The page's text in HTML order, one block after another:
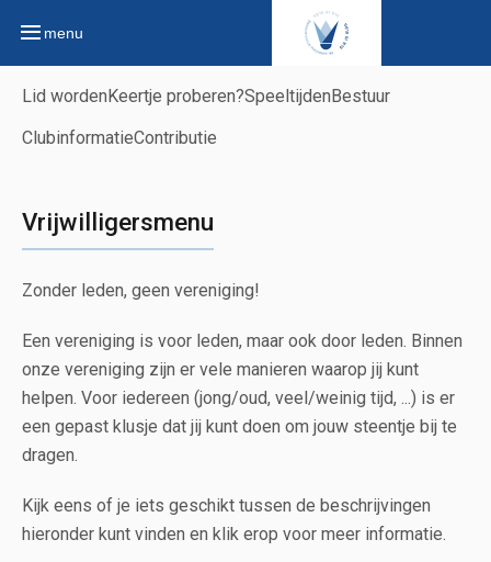
menu
Lid worden Keertje proberen?Speeltijden Bestuur
ClubinformatieContributie
Vrijwilligersmenu
Zonder leden, geen vereniging!
Een vereniging is voor leden, maar ook door leden. Binnen
onze vereniging zijn er vele manieren waarop jij kunt
helpen. Voor iedereen (jong/oud, veel/weinig tijd, ...) is er
een gepast klusje dat jij kunt doen om jouw steentje bij te
dragen.
Kijk eens of je iets geschikt tussen de beschrijvingen
hieronder kunt vinden en klik erop voor meer informatie.